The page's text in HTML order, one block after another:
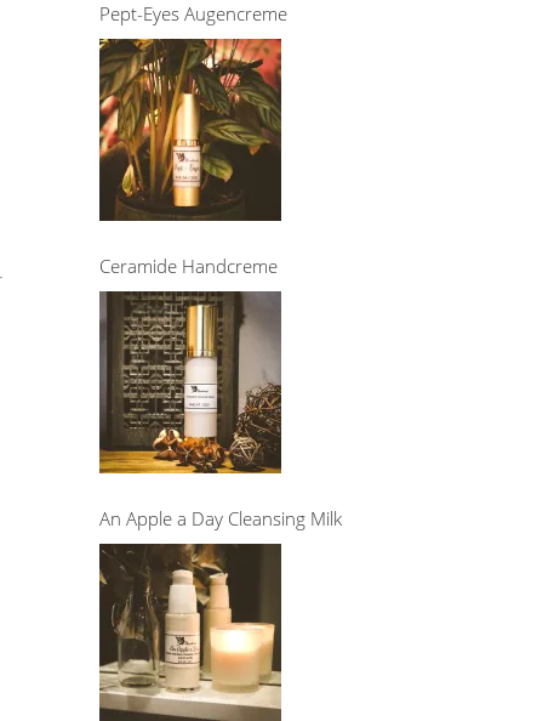
Pept-Eyes Augencreme
Ceramide Handcreme
An Apple a Day Cleansing Milk